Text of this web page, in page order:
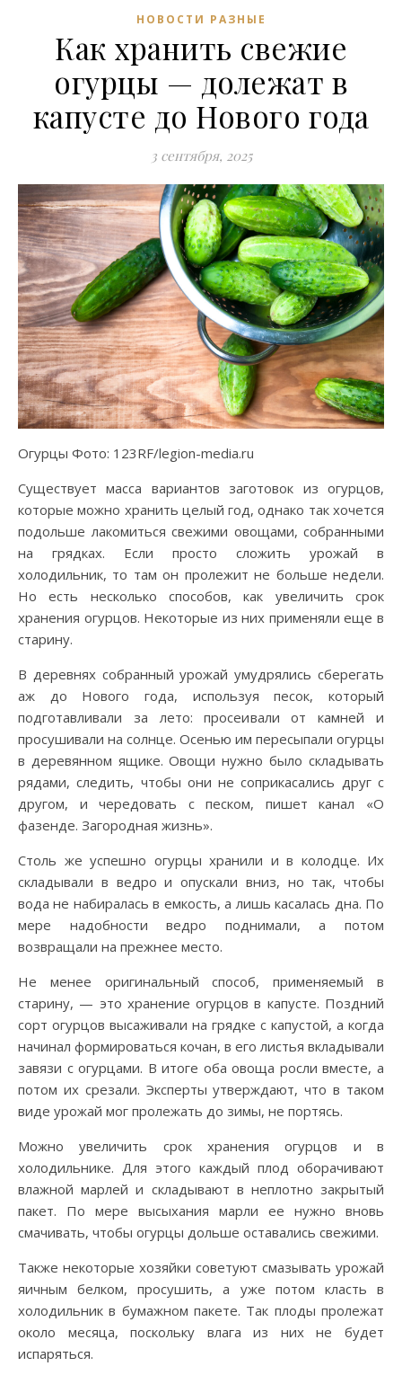
НОВОСТИ РАЗНЫЕ
Как хранить свежие
огурцы — долежат в
капусте до Нового года
3 сентября, 2025
Огурцы Фото: 123RF/legion-media.ru
Существует масса вариантов заготовок из огурцов,
которые можно хранить целый год, однако так хочется
подольше лакомиться свежими овощами, собранными
на грядках. Если просто сложить урожай в
холодильник, то там он пролежит не больше недели.
Но есть несколько способов, как увеличить срок
хранения огурцов. Некоторые из них применяли еще в
старину.
В деревнях собранный урожай умудрялись сберегать
аж до Нового года, используя песок, который
подготавливали за лето: просеивали от камней и
просушивали на солнце. Осенью им пересыпали огурцы
в деревянном ящике. Овощи нужно было складывать
рядами, следить, чтобы они не соприкасались друг с
другом, и чередовать с песком, пишет канал «О
фазенде. Загородная жизнь».
Столь же успешно огурцы хранили и в колодце. Их
складывали в ведро и опускали вниз, но так, чтобы
вода не набиралась в емкость, а лишь касалась дна. По
мере надобности ведро поднимали, а потом
возвращали на прежнее место.
Не менее оригинальный способ, применяемый в
старину, — это хранение огурцов в капусте. Поздний
сорт огурцов высаживали на грядке с капустой, а когда
начинал формироваться кочан, в его листья вкладывали
завязи с огурцами. В итоге оба овоща росли вместе, а
потом их срезали. Эксперты утверждают, что в таком
виде урожай мог пролежать до зимы, не портясь.
Можно увеличить срок хранения огурцов и в
холодильнике. Для этого каждый плод оборачивают
влажной марлей и складывают в неплотно закрытый
пакет. По мере высыхания марли ее нужно вновь
смачивать, чтобы огурцы дольше оставались свежими.
Также некоторые хозяйки советуют смазывать урожай
яичным белком, просушить, а уже потом класть в
холодильник в бумажном пакете. Так плоды пролежат
около месяца, поскольку влага из них не будет
испаряться.